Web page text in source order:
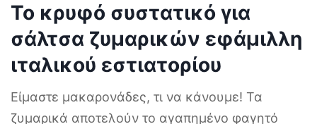
Το κρυφό συστατικό για
σάλτσα ζυμαρικών εφάμιλλη
ιταλικού εστιατορίου
Είμαστε μακαρονάδες, τι να κάνουμε! Τα
ζυμαρικά αποτελούν το αγαπημένο φαγητό